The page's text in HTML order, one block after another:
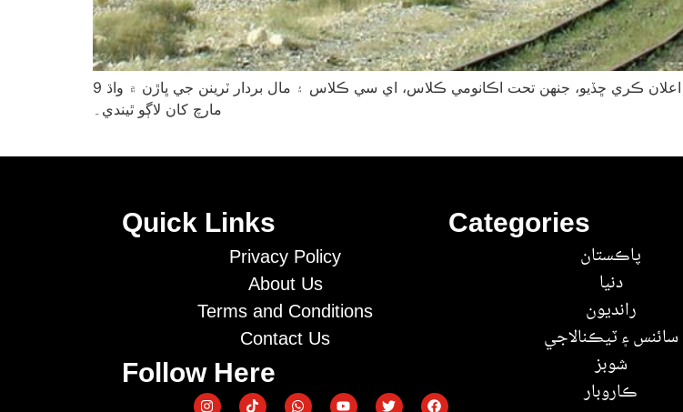
ڊيزل جي قيمتن ۾ واڌ کانپوءِ پاڪستان ريلوي ٽرينن جي ڀاڙن ۾ اضافي جو اعلان ڪري ڇڏيو، جنهن تحت اڪانومي ڪلاس، اي سي ڪلاس ۽ مال بردار ٽرينن جي ڀاڙن ۾ واڌ 9
مارچ کان لاڳو ٿيندي۔
Quick Links
Privacy Policy
About Us
Terms and Conditions
Contact Us
Follow Here
Categories
پاڪستان
دنيا
رانديون
سائنس ۽ ٽيڪنالاجي
شوبز
ڪاروبار